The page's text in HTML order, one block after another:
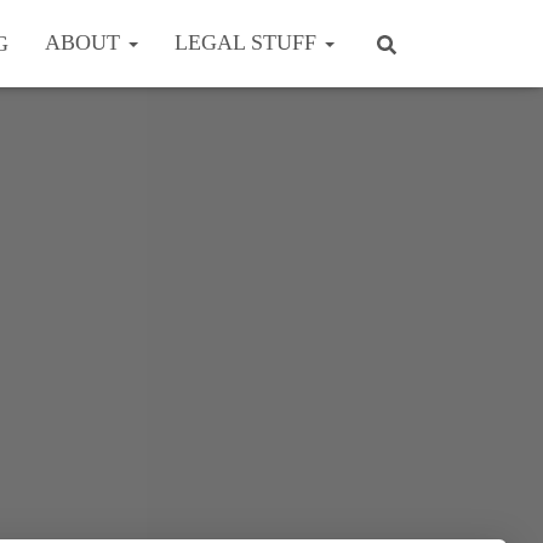
ABOUT LEGAL STUFF